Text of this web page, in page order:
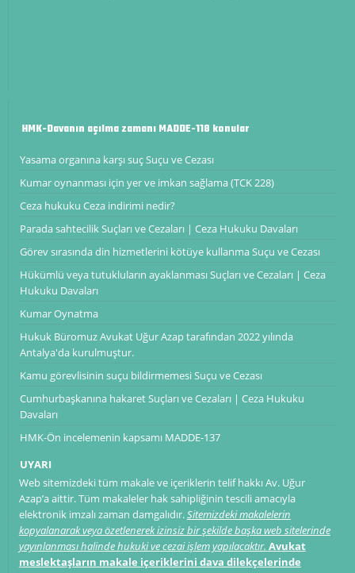
HMK-Davanın açılma zamanı MADDE-118 konular
Yasama organına karşı suç Suçu ve Cezası
Kumar oynanması için yer ve imkan sağlama (TCK 228)
Ceza hukuku Ceza indirimi nedir?
Parada sahtecilik Suçları ve Cezaları | Ceza Hukuku Davaları
Görev sırasında din hizmetlerini kötüye kullanma Suçu ve Cezası
Hükümlü veya tutukluların ayaklanması Suçları ve Cezaları | Ceza
Hukuku Davaları
Kumar Oynatma
Hukuk Büromuz Avukat Uğur Azap tarafından 2022 yılında
Antalya'da kurulmuştur.
Kamu görevlisinin suçu bildirmemesi Suçu ve Cezası
Cumhurbaşkanına hakaret Suçları ve Cezaları | Ceza Hukuku
Davaları
HMK-Ön incelemenin kapsamı ​​​​​​​MADDE-137
UYARI
Web sitemizdeki tüm makale ve içeriklerin telif hakkı Av. Uğur
Azap’a aittir. Tüm makaleler hak sahipliğinin tescili amacıyla
elektronik imzalı zaman damgalıdır.Sitemizdeki makalelerin
kopyalanarak veya özetlenerek izinsiz bir şekilde başka web sitelerinde
yayınlanması halinde hukuki ve cezai işlem yapılacaktır. Avukat
meslektaşların makale içeriklerini dava dilekçelerinde